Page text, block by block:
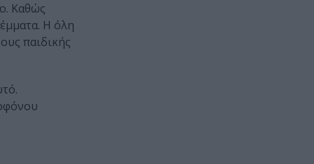
Καθώς
Η όλη
παιδικής